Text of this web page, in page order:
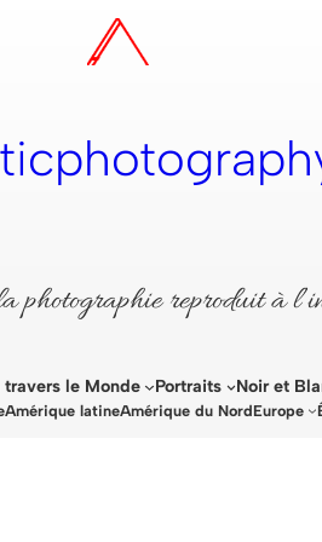
photographie reproduit à
le Monde Portraits Noir et
Amérique latineAmérique du NordEurope